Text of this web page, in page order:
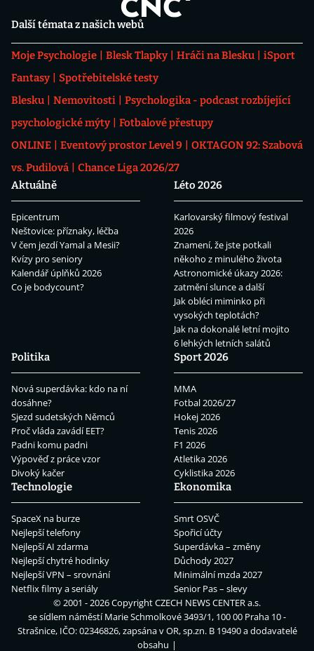
Další témata z našich webů
Moje Psychologie Blesk Tlapky Hráči na Blesku
iSport
Fantasy
Spotřebitelské testy
Blesku
Nemovitosti
Psychologika - podcast rozbíjející
psychologické mýty
Fotbalové přestupy
ONLINE
Eventový prostor Level 9
OKTAGON 92: Szabová
vs. Pudilová
Chance Liga 2026/27
Aktuálně
Epicentrum
Neštovice: příznaky, léčba
V čem jezdí Yamal a Mesii?
Kvízy pro seniory
Kalendář úplňků 2026
Co je bodycount?
Léto 2026
Karlovarský filmový festival
2026
Znamení, že jste potkali
někoho z minulého života
Astronomické úkazy 2026:
zatmění slunce a další
Jak obléci miminko při
vysokých teplotách?
Jak na dokonalé letní mojito
6 lehkých letních salátů
Politika
Nová superdávka: kdo na ní
dosáhne?
Sjezd sudetských Němců
Proč vláda zavádí EET?
Padni komu padni
Výpověď z práce vzor
Divoký kačer
Sport 2026
MMA
Fotbal 2026/27
Hokej 2026
Tenis 2026
F1 2026
Atletika 2026
Cyklistika 2026
Technologie
SpaceX na burze
Nejlepší telefony
Nejlepší AI zdarma
Nejlepší chytré hodinky
Nejlepší VPN – srovnání
Netflix filmy a seriály
Ekonomika
Smrt OSVČ
Spořicí účty
Superdávka – změny
Důchody 2027
Minimální mzda 2027
Senior Pas – slevy
© 2001 - 2026 CopyrightCZECH NEWS CENTER a.s.
se sídlem náměstí Marie Schmolkové 3493/1, 100 00 Praha 10 -
Strašnice, IČO: 02346826, zapsána v OR, sp.zn. B 19490 a dodavatelé
obsahu